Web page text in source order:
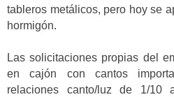
tableros metálicos, pero hoy se
hormigón.
Las solicitaciones propias del
en cajón con cantos
relaciones canto/luz de 1/10